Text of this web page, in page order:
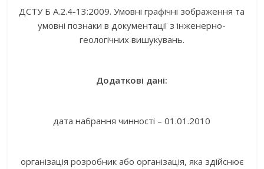
ДСТУ Б А.2.4-13:2009. Умовні графічні зображення та
умовні познаки в документації з інженерно-
геологічних вишукувань.
Додаткові дані:
дата набрання чинності – 01.01.2010
організація розробник або організація, яка здійснює